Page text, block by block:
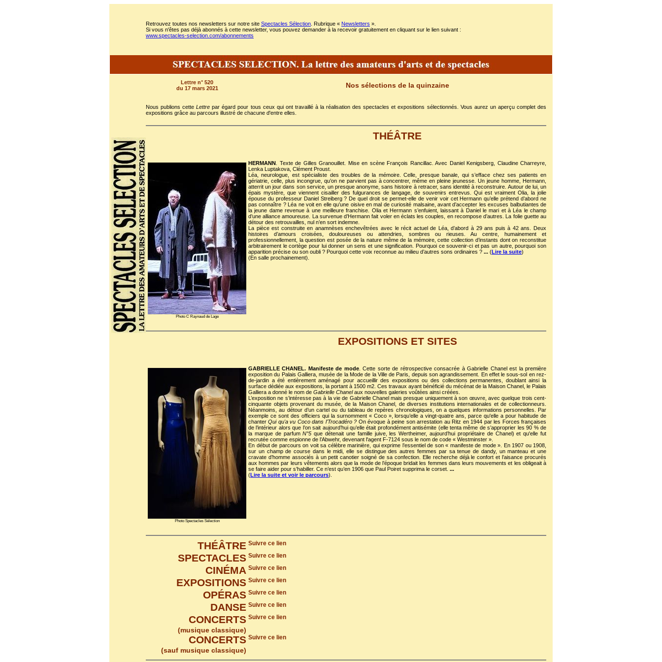
Retrouvez toutes nos newsletters sur notre site Spectacles Sélection . Rubrique « Newsletters ».
Si vous n'êtes pas déjà abonnés à cette newsletter, vous pouvez demander à la recevoir gratuitement en cliquant sur le lien suivant :
www.spectacles-selection.com/abonnements
Lettre n° 520
du 17 mars 2021
Nos sélections de la quinzaine
Nous publions cetteLettre par égard pour tous ceux qui ont travaillé à la réalisation des spectacles et expositions sélectionnés. Vous aurez un aperçu complet des
expositions grâce au parcours illustré de chacune d'entre elles.
THÉÂTRE
Photo C Raynaud de Lage
HERMANN . Texte de Gilles Granouillet. Mise en scène François Rancillac. Avec Daniel Kenigsberg, Claudine Charreyre,
Lenka Luptakova, Clément Proust.
Léa, neurologue, est spécialiste des troubles de la mémoire. Celle, presque banale, qui s’efface chez ses patients en
gériatrie, celle, plus incongrue, qu’on ne parvient pas à concentrer, même en pleine jeunesse. Un jeune homme, Hermann,
atterrit un jour dans son service, un presque anonyme, sans histoire à retracer, sans identité à reconstruire. Autour de lui, un
épais mystère, que viennent cisailler des fulgurances de langage, de souvenirs entrevus. Qui est vraiment Olia, la jolie
épouse du professeur Daniel Streiberg ? De quel droit se permet-elle de venir voir cet Hermann qu’elle prétend d’abord ne
pas connaître ? Léa ne voit en elle qu’une oisive en mal de curiosité malsaine, avant d’accepter les excuses balbutiantes de
la jeune dame revenue à une meilleure franchise. Olia et Hermann s’enfuient, laissant à Daniel le mari et à Léa le champ
d’une alliance amoureuse. La survenue d’Hermann fait voler en éclats les couples, en recompose d’autres. La folie guette au
détour des retrouvailles, nul n’en sort indemne.
La pièce est construite en anamnèses enchevêtrées avec le récit actuel de Léa, d’abord à 29 ans puis à 42 ans. Deux
histoires d’amours croisées, douloureuses ou attendries, sombres ou rieuses. Au centre, humainement et
professionnellement, la question est posée de la nature même de la mémoire, cette collection d’instants dont on reconstitue
arbitrairement le cortège pour lui donner un sens et une signification. Pourquoi ce souvenir-ci et pas un autre, pourquoi son
apparition précise ou son oubli ? Pourquoi cette voix reconnue au milieu d’autres sons ordinaires ? ... (Lire la suite)
(En salle prochainement).
EXPOSITIONS ET SITES
Photo Spectacles Sélection
GABRIELLE CHANEL. Manifeste de mode. Cette sorte de rétrospective consacrée à Gabrielle Chanel est la première
exposition du Palais Galliera, musée de la Mode de la Ville de Paris, depuis son agrandissement. En effet le sous-sol en rez-
de-jardin a été entièrement aménagé pour accueillir des expositions ou des collections permanentes, doublant ainsi la
surface dédiée aux expositions, la portant à 1500 m2. Ces travaux ayant bénéficié du mécénat de la Maison Chanel, le Palais
Galliera a donné le nom de Gabrielle Chanelaux nouvelles galeries voûtées ainsi créées.
L’exposition ne s’intéresse pas à la vie de Gabrielle Chanel mais presque uniquement à son œuvre, avec quelque trois cent-
cinquante objets provenant du musée, de la Maison Chanel, de diverses institutions internationales et de collectionneurs.
Néanmoins, au détour d’un cartel ou du tableau de repères chronologiques, on a quelques informations personnelles. Par
exemple ce sont des officiers qui la surnomment « Coco », lorsqu’elle a vingt-quatre ans, parce qu'elle a pour habitude de
chanterQui qu'a vu Coco dans l'Trocadéro ? On évoque à peine son arrestation au Ritz en 1944 par les Forces françaises
de l’intérieur alors que l’on sait aujourd’hui qu’elle était profondément antisémite (elle tenta même de s’approprier les 90 % de
la marque de parfumN°5 que détenait une famille juive, les Wertheimer, aujourd’hui propriétaire de Chanel) et qu'elle fut
recrutée comme espionne de l’Abwehr, devenant l'agent F-7124 sous le nom de code « Westminster ».
En début de parcours on voit sa célèbre marinière, qui exprime l’essentiel de son « manifeste de mode ». En 1907 ou 1908,
sur un champ de course dans le midi, elle se distingue des autres femmes par sa tenue de dandy, un manteau et une
cravate d’homme associés à un petit canotier soigné de sa confection. Elle recherche déjà le confort et l’aisance procurés
aux hommes par leurs vêtements alors que la mode de l’époque bridait les femmes dans leurs mouvements et les obligeait à
se faire aider pour s’habiller. Ce n’est qu’en 1906 que Paul Poiret supprima le corset. ...
(Lire la suite et voir le parcours).
THÉÂTRE Suivre ce lien
SPECTACLES Suivre ce lien
CINÉMA Suivre ce lien
EXPOSITIONS Suivre ce lien
OPÉRAS Suivre ce lien
DANSE Suivre ce lien
CONCERTS
(musique classique)
Suivre ce lien
CONCERTS
(sauf musique classique)
Suivre ce lien